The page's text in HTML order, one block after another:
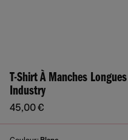
T-Shirt À Manches
Industry
45,00 €